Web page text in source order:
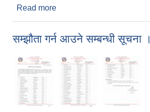
Read more
सम्झौता गर्न आउने सम्बन्धी सूचना ।